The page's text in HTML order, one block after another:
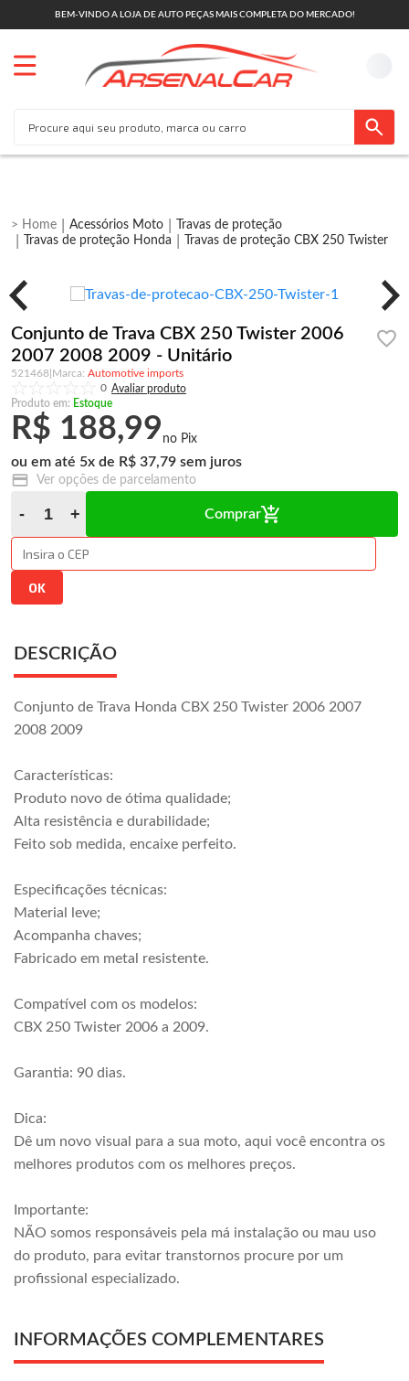
BEM-VINDO A LOJA DE AUTO PEÇAS MAIS COMPLETA DO MERCADO!
Acessórios Moto
Travas de proteção
Travas de proteção Honda
Travas de proteção CBX 250 Twister
Conjunto de Trava CBX 250 Twister 2006
2007 2008 2009 - Unitário
521468
Automotive imports
0
Produto em: Estoque
R$ 188,99
5x R$ 37,79
Ver opções de parcelamento
Comprar
DESCRIÇÃO
Conjunto de Trava Honda CBX 250 Twister 2006 2007
2008 2009
Características:
Produto novo de ótima qualidade;
Alta resistência e durabilidade;
Feito sob medida, encaixe perfeito.
Especificações técnicas:
Material leve;
Acompanha chaves;
Fabricado em metal resistente.
Compatível com os modelos:
CBX 250 Twister 2006 a 2009.
Garantia: 90 dias.
Dica:
Dê um novo visual para a sua moto, aqui você encontra os
melhores produtos com os melhores preços.
Importante:
NÃO somos responsáveis pela má instalação ou mau uso
do produto, para evitar transtornos procure por um
profissional especializado.
INFORMAÇÕES COMPLEMENTARES